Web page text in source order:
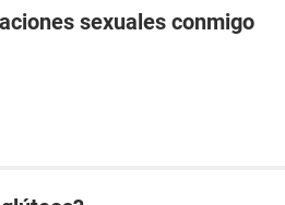
sexuales conmigo